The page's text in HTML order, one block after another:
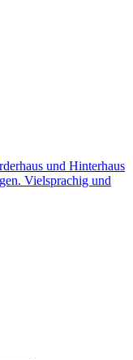
und Hinterhaus
Vielsprachig und